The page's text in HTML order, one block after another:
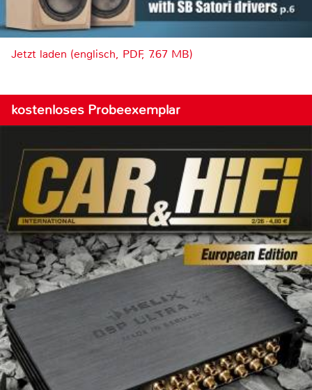
Jetzt laden (englisch, PDF, 7.67 MB)
kostenloses Probeexemplar